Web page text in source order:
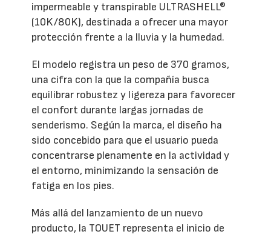
impermeable y transpirable ULTRASHELL®
(10K/80K), destinada a ofrecer una mayor
protección frente a la lluvia y la humedad.
El modelo registra un peso de 370 gramos,
una cifra con la que la compañía busca
equilibrar robustez y ligereza para favorecer
el confort durante largas jornadas de
senderismo. Según la marca, el diseño ha
sido concebido para que el usuario pueda
concentrarse plenamente en la actividad y
el entorno, minimizando la sensación de
fatiga en los pies.
Más allá del lanzamiento de un nuevo
producto, la TOUET representa el inicio de